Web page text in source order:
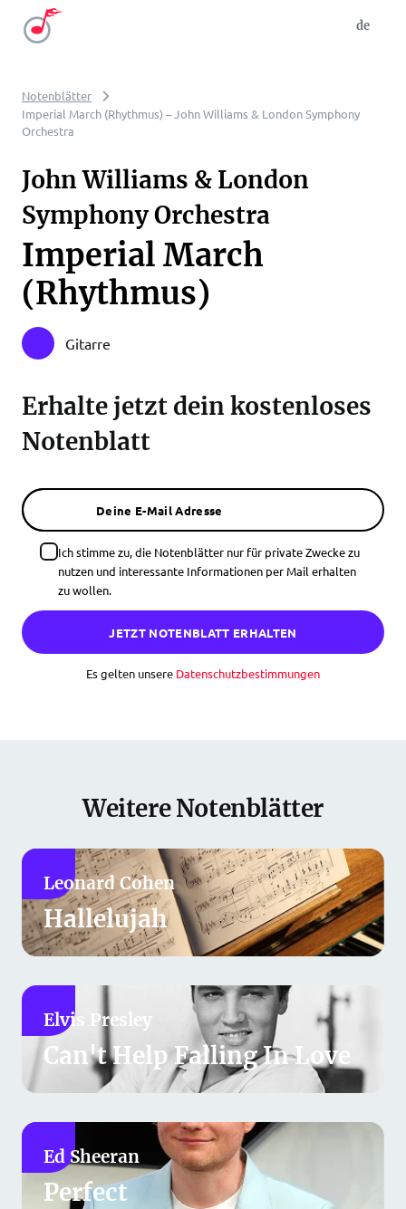
de
Notenblätter
Imperial March (Rhythmus) – John Williams & London Symphony
Orchestra
John Williams & London
Symphony Orchestra
Imperial March
(Rhythmus)
Gitarre
Erhalte jetzt dein kostenloses
Notenblatt
Deine E-Mail Adresse
Ich stimme zu, die Notenblätter nur für private Zwecke zu
nutzen und interessante Informationen per Mail erhalten
zu wollen.
JETZT NOTENBLATT ERHALTEN
Es gelten unsere Datenschutzbestimmungen
Weitere Notenblätter
Leonard Cohen
Hallelujah
Elvis Presley
Can't Help Falling In Love
Ed Sheeran
Perfect